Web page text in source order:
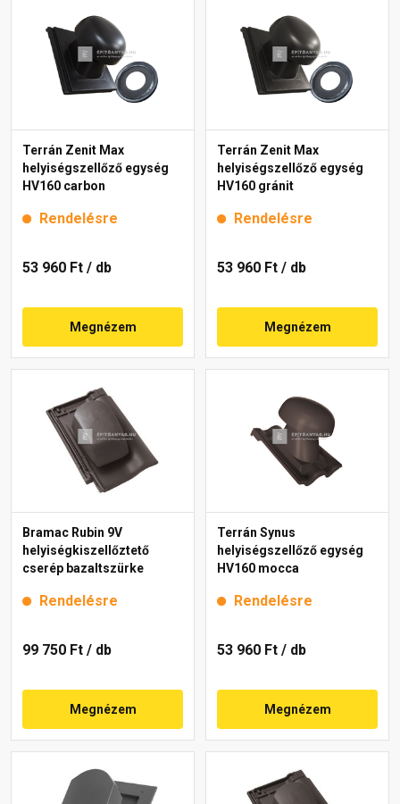
Terrán Zenit Max
helyiségszellőző egység
HV160 carbon
Rendelésre
53 960 Ft / db
Megnézem
Terrán Zenit Max
helyiségszellőző egység
HV160 gránit
Rendelésre
53 960 Ft / db
Megnézem
Bramac Rubin 9V
helyiségkiszellőztető
cserép bazaltszürke
Rendelésre
99 750 Ft / db
Megnézem
Terrán Synus
helyiségszellőző egység
HV160 mocca
Rendelésre
53 960 Ft / db
Megnézem